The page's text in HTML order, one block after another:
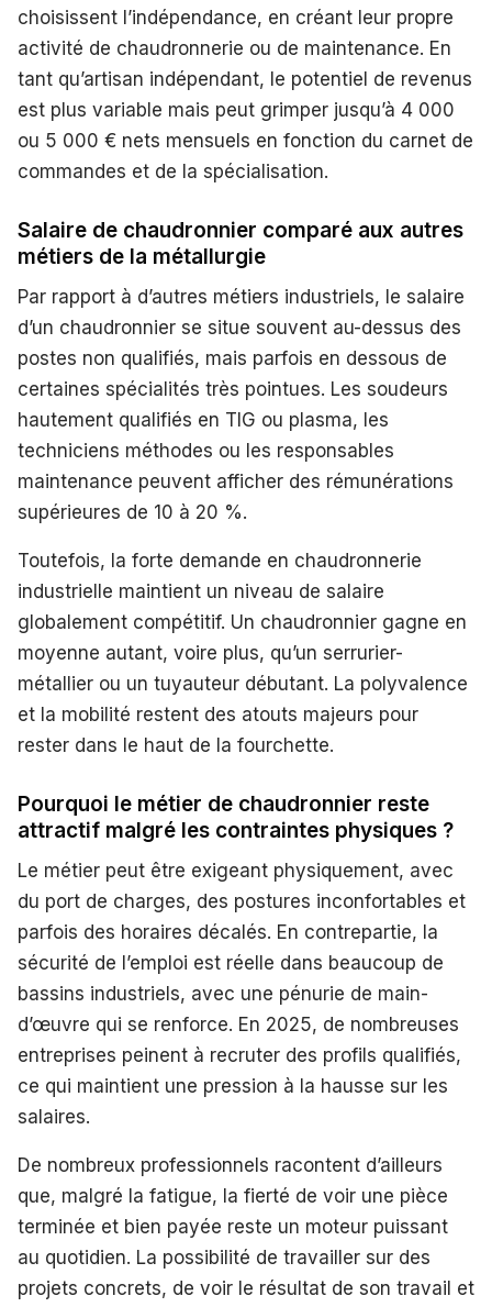
choisissent l’indépendance, en créant leur propre
activité de chaudronnerie ou de maintenance. En
tant qu’artisan indépendant, le potentiel de revenus
est plus variable mais peut grimper jusqu’à 4 000
ou 5 000 € nets mensuels en fonction du carnet de
commandes et de la spécialisation.
Salaire de chaudronnier comparé aux autres
métiers de la métallurgie
Par rapport à d’autres métiers industriels, le salaire
d’un chaudronnier se situe souvent au-dessus des
postes non qualifiés, mais parfois en dessous de
certaines spécialités très pointues. Les soudeurs
hautement qualifiés en TIG ou plasma, les
techniciens méthodes ou les responsables
maintenance peuvent afficher des rémunérations
supérieures de 10 à 20 %.
Toutefois, la forte demande en chaudronnerie
industrielle maintient un niveau de salaire
globalement compétitif. Un chaudronnier gagne en
moyenne autant, voire plus, qu’un serrurier-
métallier ou un tuyauteur débutant. La polyvalence
et la mobilité restent des atouts majeurs pour
rester dans le haut de la fourchette.
Pourquoi le métier de chaudronnier reste
attractif malgré les contraintes physiques ?
Le métier peut être exigeant physiquement, avec
du port de charges, des postures inconfortables et
parfois des horaires décalés. En contrepartie, la
sécurité de l’emploi est réelle dans beaucoup de
bassins industriels, avec une pénurie de main-
d’œuvre qui se renforce. En 2025, de nombreuses
entreprises peinent à recruter des profils qualifiés,
ce qui maintient une pression à la hausse sur les
salaires.
De nombreux professionnels racontent d’ailleurs
que, malgré la fatigue, la fierté de voir une pièce
terminée et bien payée reste un moteur puissant
au quotidien. La possibilité de travailler sur des
projets concrets, de voir le résultat de son travail et